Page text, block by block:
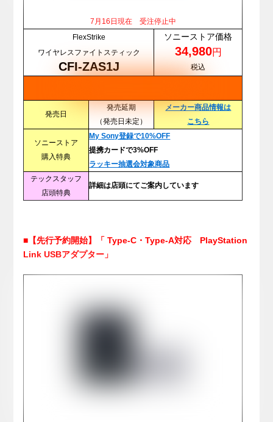
7月16日現在 受注停止中
FlexStrike
ワイヤレスファイトスティック
CFI-ZAS1J
ソニーストア価格
34,980円
税込
発売日
発売延期
（発売日未定）
メーカー商品情報は
こちら
ソニーストア
購入特典
My Sony登録で10%OFF
提携カードで3%OFF
ラッキー抽選会対象商品
テックスタッフ
店頭特典
詳細は店頭にてご案内しています
■【先行予約開始】「 Type-C・Type-A対応 PlayStation
Link USBアダプター」